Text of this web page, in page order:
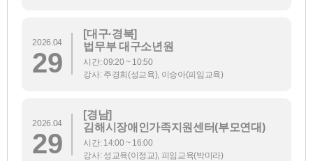
2026.04
29
[대구·경북]
법무부 대구소년원
시간: 09:20 ~ 10:50
강사: 주경희(성교육), 이승아(피임교육)
2026.04
29
[경남]
김해시장애인가족지원센터(부모연대)
시간: 14:00 ~ 16:00
강사: 성교육(이정교), 피임교육(박미라)